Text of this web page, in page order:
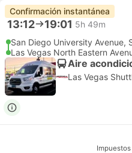
Confirmación instantánea
13:12 19:01 5h 49m
San Diego University Avenue,
Las Vegas North Eastern
Aire
Las Vegas